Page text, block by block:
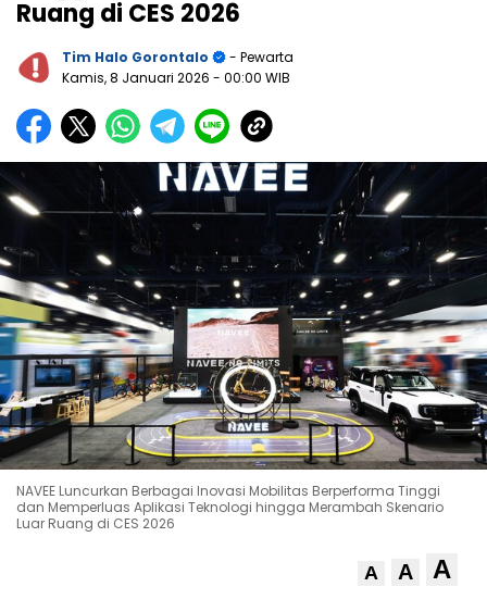
Ruang di CES 2026
Tim Halo Gorontalo
- Pewarta
Kamis, 8 Januari 2026 - 00:00 WIB
NAVEE Luncurkan Berbagai Inovasi Mobilitas Berperforma Tinggi
dan Memperluas Aplikasi Teknologi hingga Merambah Skenario
Luar Ruang di CES 2026
A A A